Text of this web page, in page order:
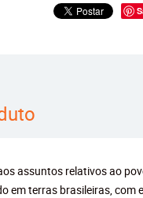
assuntos relativos ao
em terras brasileiras,